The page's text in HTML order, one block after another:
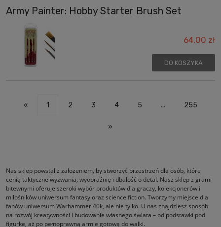
Army Painter: Hobby Starter Brush Set
64,00 zł
DO KOSZYKA
« 1 2 3 4 5 ... 255
»
Nas sklep powstał z założeniem, by stworzyć przestrzeń dla osób, które
cenią taktyczne wyzwania, wyobraźnię i dbałość o detal. Nasz sklep z grami
bitewnymi oferuje szeroki wybór produktów dla graczy, kolekcjonerów i
miłośników uniwersum fantasy oraz science fiction. Tworzymy miejsce dla
fanów uniwersum Warhammer 40k, ale nie tylko. U nas znajdziesz sposób
na rozwój kreatywności i budowanie własnego świata – od podstawki pod
figurkę, aż po pełnoprawną armię gotową do walki.